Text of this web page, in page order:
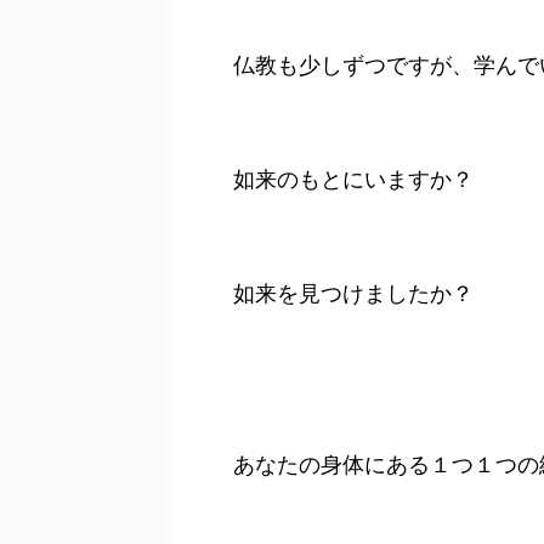
仏教も少しずつですが、学んで
如来のもとにいますか？
如来を見つけましたか？
あなたの身体にある１つ１つの